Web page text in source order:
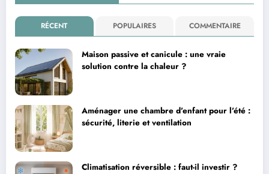
RÉCENT POPULAIRES COMMENTAIRE
Maison passive et canicule : une vraie
solution contre la chaleur ?
Aménager une chambre d’enfant pour l’été :
sécurité, literie et ventilation
Climatisation réversible : faut-il investir ?